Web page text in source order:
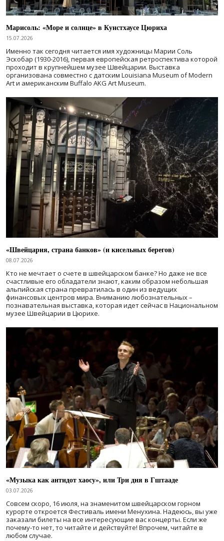
Марисоль: «Море и солнце» в Кунстхаусе Цюриха
15.07.2026
Именно так сегодня читается имя художницы Марии Соль
Эскобар (1930-2016), первая европейская ретроспектива которой
проходит в крупнейшем музее Швейцарии. Выставка
организована совместно с датским Louisiana Museum of Modern
Art и американским Buffalo AKG Art Museum.
«Швейцария, страна банков» (и кисельных берегов)
08.07.2026
Кто не мечтает о счете в швейцарском банке? Но даже не все
счастливые его обладатели знают, каким образом небольшая
альпийская страна превратилась в один из ведущих
финансовых центров мира. Вниманию любознательных –
познавательная выставка, которая идет сейчас в Национальном
музее Швейцарии в Цюрихе.
«Музыка как антидот хаосу», или Три дня в Гштааде
03.07.2026
Совсем скоро, 16 июля, на знаменитом швейцарском горном
курорте откроется Фестиваль имени Менухина. Надеюсь, вы уже
заказали билеты на все интересующие вас концерты. Если же
почему-то нет, то читайте и действуйте! Впрочем, читайте в
любом случае.